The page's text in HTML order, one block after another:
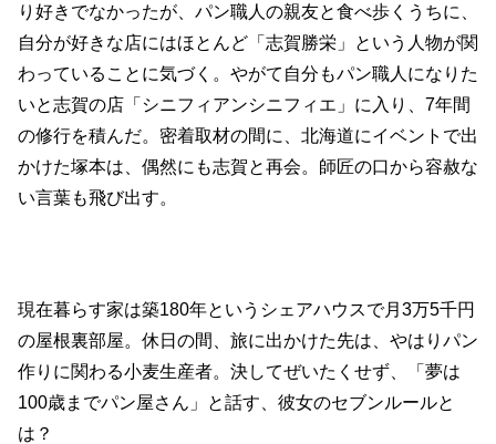
り好きでなかったが、パン職人の親友と食べ歩くうちに、
自分が好きな店にはほとんど「志賀勝栄」という人物が関
わっていることに気づく。やがて自分もパン職人になりた
いと志賀の店「シニフィアンシニフィエ」に入り、7年間
の修行を積んだ。密着取材の間に、北海道にイベントで出
かけた塚本は、偶然にも志賀と再会。師匠の口から容赦な
い言葉も飛び出す。
現在暮らす家は築180年というシェアハウスで月3万5千円
の屋根裏部屋。休日の間、旅に出かけた先は、やはりパン
作りに関わる小麦生産者。決してぜいたくせず、「夢は
100歳までパン屋さん」と話す、彼女のセブンルールと
は？